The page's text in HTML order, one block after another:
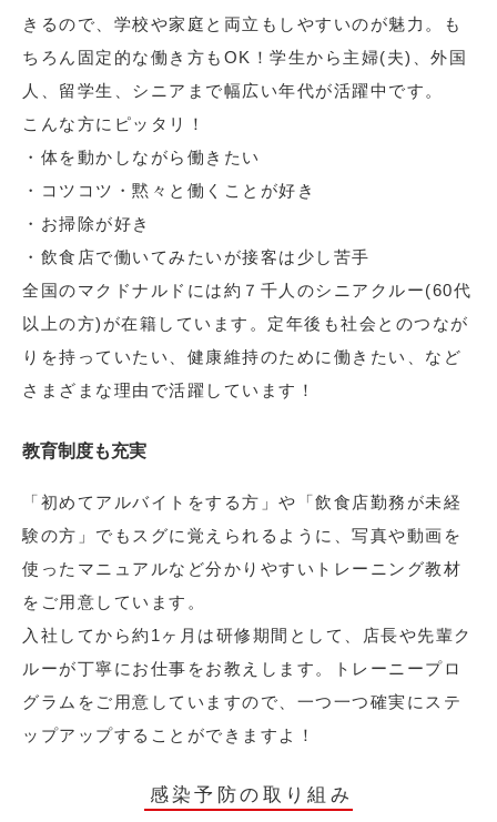
きるので、学校や家庭と両立もしやすいのが魅力。も
ちろん固定的な働き方もOK！学生から主婦(夫)、外国
人、留学生、シニアまで幅広い年代が活躍中です。
こんな方にピッタリ！
・体を動かしながら働きたい
・コツコツ・黙々と働くことが好き
・お掃除が好き
・飲食店で働いてみたいが接客は少し苦手
全国のマクドナルドには約７千人のシニアクルー(60代
以上の方)が在籍しています。定年後も社会とのつなが
りを持っていたい、健康維持のために働きたい、など
さまざまな理由で活躍しています！
教育制度も充実
「初めてアルバイトをする方」や「飲食店勤務が未経
験の方」でもスグに覚えられるように、写真や動画を
使ったマニュアルなど分かりやすいトレーニング教材
をご用意しています。
入社してから約1ヶ月は研修期間として、店長や先輩ク
ルーが丁寧にお仕事をお教えします。トレーニープロ
グラムをご用意していますので、一つ一つ確実にステ
ップアップすることができますよ！
感染予防の取り組み